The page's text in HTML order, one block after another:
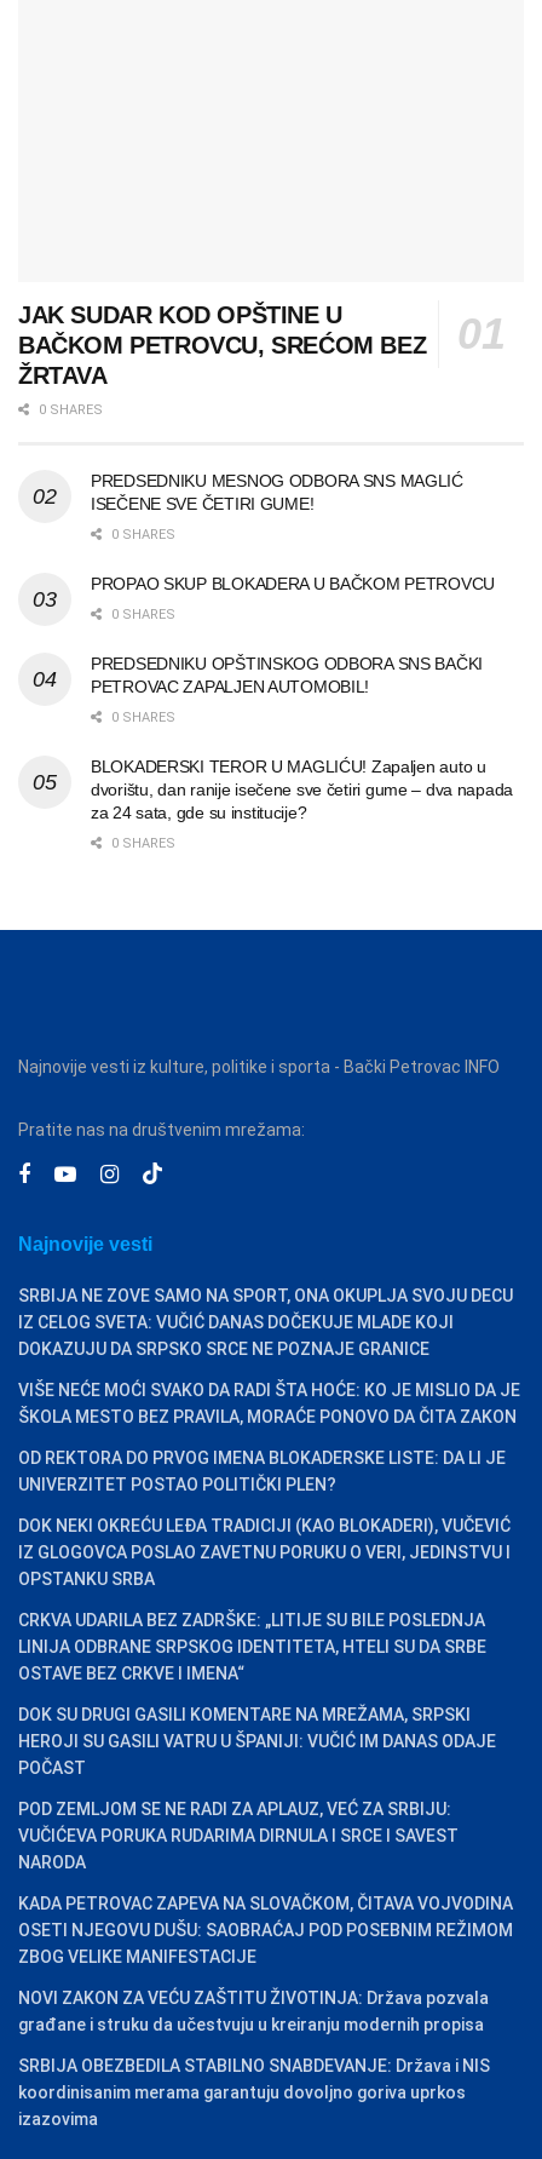
JAK SUDAR KOD OPŠTINE U
BAČKOM PETROVCU, SREĆOM BEZ
ŽRTAVA
0 SHARES
PREDSEDNIKU MESNOG ODBORA SNS MAGLIĆ
ISEČENE SVE ČETIRI GUME!
0 SHARES
PROPAO SKUP BLOKADERA U BAČKOM PETROVCU
0 SHARES
PREDSEDNIKU OPŠTINSKOG ODBORA SNS BAČKI
PETROVAC ZAPALJEN AUTOMOBIL!
0 SHARES
BLOKADERSKI TEROR U MAGLIĆU! Zapaljen auto u
dvorištu, dan ranije isečene sve četiri gume – dva napada
za 24 sata, gde su institucije?
0 SHARES
Najnovije vesti iz kulture, politike i sporta - Bački Petrovac INFO
Pratite nas na društvenim mrežama:
Najnovije vesti
SRBIJA NE ZOVE SAMO NA SPORT, ONA OKUPLJA SVOJU DECU
IZ CELOG SVETA: VUČIĆ DANAS DOČEKUJE MLADE KOJI
DOKAZUJU DA SRPSKO SRCE NE POZNAJE GRANICE
VIŠE NEĆE MOĆI SVAKO DA RADI ŠTA HOĆE: KO JE MISLIO DA JE
ŠKOLA MESTO BEZ PRAVILA, MORAĆE PONOVO DA ČITA ZAKON
OD REKTORA DO PRVOG IMENA BLOKADERSKE LISTE: DA LI JE
UNIVERZITET POSTAO POLITIČKI PLEN?
DOK NEKI OKREĆU LEĐA TRADICIJI (KAO BLOKADERI), VUČEVIĆ
IZ GLOGOVCA POSLAO ZAVETNU PORUKU O VERI, JEDINSTVU I
OPSTANKU SRBA
CRKVA UDARILA BEZ ZADRŠKE: „LITIJE SU BILE POSLEDNJA
LINIJA ODBRANE SRPSKOG IDENTITETA, HTELI SU DA SRBE
OSTAVE BEZ CRKVE I IMENA“
DOK SU DRUGI GASILI KOMENTARE NA MREŽAMA, SRPSKI
HEROJI SU GASILI VATRU U ŠPANIJI: VUČIĆ IM DANAS ODAJE
POČAST
POD ZEMLJOM SE NE RADI ZA APLAUZ, VEĆ ZA SRBIJU:
VUČIĆEVA PORUKA RUDARIMA DIRNULA I SRCE I SAVEST
NARODA
KADA PETROVAC ZAPEVA NA SLOVAČKOM, ČITAVA VOJVODINA
OSETI NJEGOVU DUŠU: SAOBRAĆAJ POD POSEBNIM REŽIMOM
ZBOG VELIKE MANIFESTACIJE
NOVI ZAKON ZA VEĆU ZAŠTITU ŽIVOTINJA: Država pozvala
građane i struku da učestvuju u kreiranju modernih propisa
SRBIJA OBEZBEDILA STABILNO SNABDEVANJE: Država i NIS
koordinisanim merama garantuju dovoljno goriva uprkos
izazovima